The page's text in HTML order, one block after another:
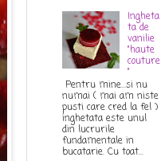
Ingheta
ta de
vanilie
"haute
couture
"
Pentru mine...si nu
numai ( mai am niste
pusti care cred la fel )
inghetata este unul
din lucrurile
fundamentale in
bucatarie. Cu toat...